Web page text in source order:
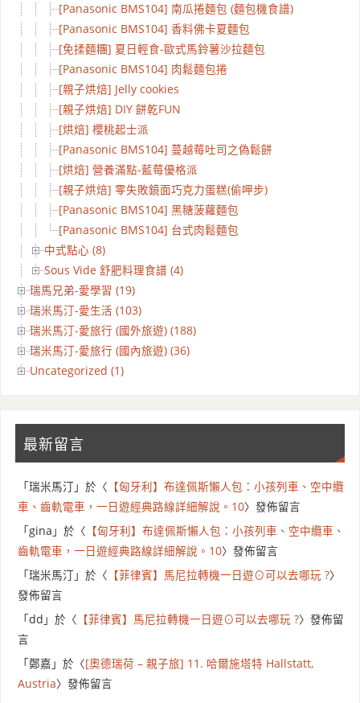
[Panasonic BMS104] 南瓜捲麵包 (麵包機食譜)
[Panasonic BMS104] 香料佛卡夏麵包
[免揉麵糰] 夏日輕食-歐式馬鈴薯沙拉麵包
[Panasonic BMS104] 肉鬆麵包捲
[親子烘焙] Jelly cookies
[親子烘焙] DIY 餅乾FUN
[烘焙] 櫻桃起士派
[Panasonic BMS104] 蔓越莓吐司之偽鬆餅
[烘焙] 營養滿點-藍莓優格派
[親子烘焙] 零失敗鏡面巧克力蛋糕(偷呷步)
[Panasonic BMS104] 黑糖菠蘿麵包
[Panasonic BMS104] 台式肉鬆麵包
中式點心 (8)
Sous Vide 舒肥料理食譜 (4)
瑞馬兄弟-愛學習 (19)
瑞米馬汀-愛生活 (103)
瑞米馬汀-愛旅行 (國外旅遊) (188)
瑞米馬汀-愛旅行 (國內旅遊) (36)
Uncategorized (1)
最新留言
「瑞米馬汀 」於〈 【匈牙利】布達佩斯懶人包：小孩列車、空中纜
車、齒軌電車，一日遊經典路線詳細解說。10〉發佈留言
「gina 」於〈 【匈牙利】布達佩斯懶人包：小孩列車、空中纜車、
齒軌電車，一日遊經典路線詳細解說。10〉發佈留言
「瑞米馬汀 」於〈 【菲律賓】馬尼拉轉機一日遊⊙可以去哪玩 ?〉
發佈留言
「dd 」於〈 【菲律賓】馬尼拉轉機一日遊⊙可以去哪玩 ?〉發佈留
言
「鄭嘉 」於〈[奧德瑞荷 – 親子旅] 11. 哈爾施塔特 Hallstatt,
Austria〉發佈留言